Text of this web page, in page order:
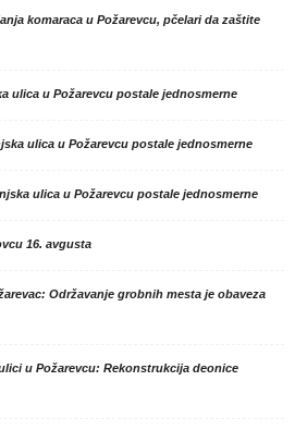
komaraca u Požarevcu, pčelari da zaštite
ulica u Požarevcu postale jednosmerne
ulica u Požarevcu postale jednosmerne
ulica u Požarevcu postale jednosmerne
16. avgusta
Održavanje grobnih mesta je obaveza
u Požarevcu: Rekonstrukcija deonice